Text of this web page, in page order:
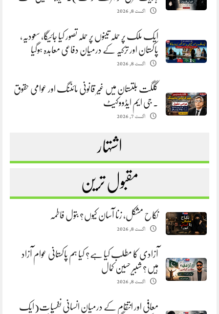
اگست 8, 2026
ایک ملک پر حملہ تینوں پر حملہ تصور کیا جائیگا، سعودیہ،
پاکستان اور ترکیہ کے درمیان دفاعی معاہدہ ہوگیا
اگست 8, 2026
گلگت بلتستان میں غیر قانونی مائننگ اور عوامی حقوق
. جی ایم ایڈووکیٹ
اگست 7, 2026
اشتہار
مقبول ترین
نکاح مشکل، زنا آسان کیوں؟ بتول فاطمہ
اگست 8, 2026
آزادی کا مطلب کیا ہے؟ کیا ہم پاکستانی عوام آزاد
ہیں؟ شبیر حسین کمال
اگست 8, 2026
معافی اور انتقام کے درمیان انسانی نفسیات(ایک